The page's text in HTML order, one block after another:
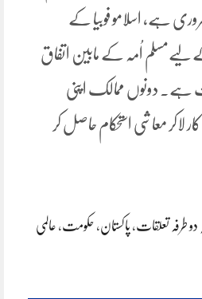
ہے، اسلامو فوبیا کے
لیےمسلم اُمہ کے مابین اتفاق
ہے۔ دونوں ممالک اپنی
لاکر معاشی استحکام حاصل کر
دو طرفہ تعلقات، پاکستان، حکومت، عالمی